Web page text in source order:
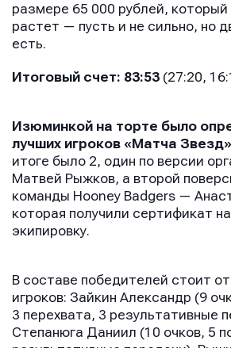
размере 65 000 рублей,
растет — пусть и не сильно, но
есть.
Итоговый счет: 83:53 (27:20,
Изюминкой на торте было
лучших игроков «Матча Звезд»
итоге было 2, один по версии
Матвей Рыжков, а второй
команды Hooney Badgers —
которая получили сертификат
экипировку.
В составе победителей стоит
игроков: Зайкин Александр (9
3 перехвата, 3 результативные
Степанюга Даниил (10 очков, 5